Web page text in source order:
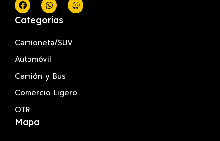
Categorías
Camioneta/SUV
Automóvil
Camión y Bus
Comercio Ligero
OTR
Mapa